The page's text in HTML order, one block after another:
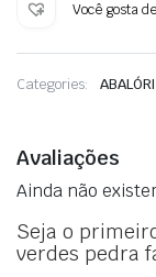
facetada
Você gosta
Categories:
Avaliações
Ainda não
Seja o
verdes pedra